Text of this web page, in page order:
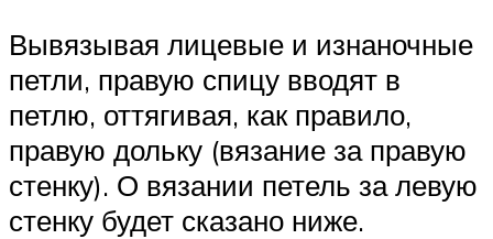
Вывязывая лицевые и изнаночные
петли, правую спицу вводят в
петлю, оттягивая, как правило,
правую дольку (вязание за правую
стенку). О вязании петель за левую
стенку будет сказано ниже.